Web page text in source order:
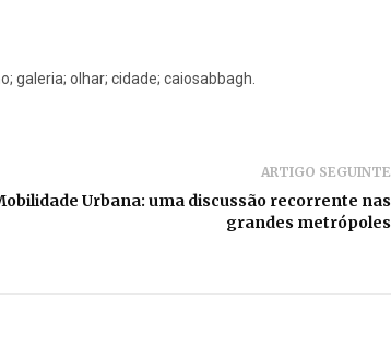
galeria; olhar; cidade; caiosabbagh.
ARTIGO SEGUINTE
Urbana: uma discussão recorrente nas
grandes metrópoles